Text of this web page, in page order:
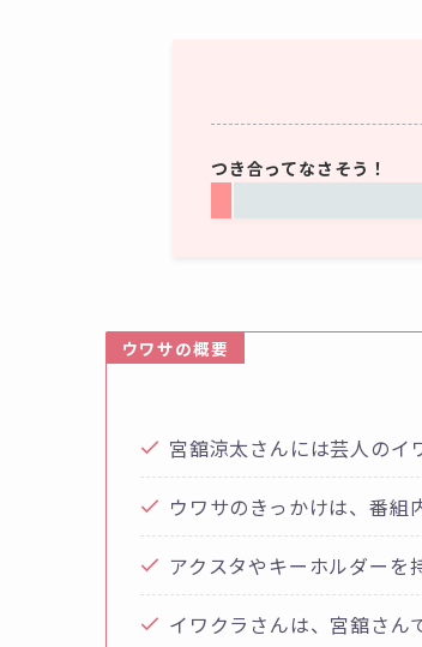
つき合ってなさそう！
ウワサの概要
宮舘涼太さんには芸人のイ
ウワサのきっかけは、番組
アクスタやキーホルダーを
イワクラさんは、宮舘さん